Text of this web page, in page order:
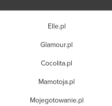
Elle.pl
Glamour.pl
Cocolita.pl
Mamotoja.pl
Mojegotowanie.pl